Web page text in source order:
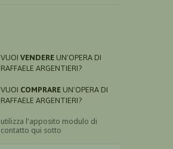
VUOI VENDERE UN'OPERA DI
RAFFAELE ARGENTIERI?
VUOI COMPRARE UN'OPERA DI
RAFFAELE ARGENTIERI?
utilizza l'apposito modulo di
contatto qui sotto